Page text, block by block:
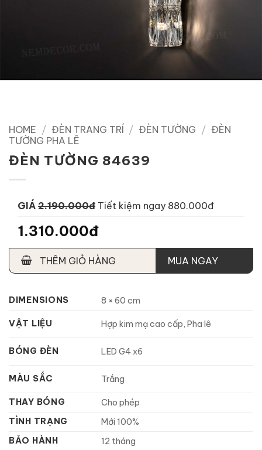
HOME / ĐÈN TRANG TRÍ / ĐÈN TƯỜNG / ĐÈN
TƯỜNG PHA LÊ
ĐÈN TƯỜNG 84639
GIÁ 2.190.000đ Tiết kiệm ngay 880.000đ
1.310.000đ
THÊM GIỎ HÀNG MUA NGAY
DIMENSIONS 8 × 60 cm
VẬT LIỆU Hợp kim mạ cao cấp, Pha lê
BÓNG ĐÈN LED G4 x6
MÀU SẮC Trắng
THAY BÓNG
Cho phép
TÌNH TRẠNG
Mới 100%
BẢO HÀNH
12 tháng